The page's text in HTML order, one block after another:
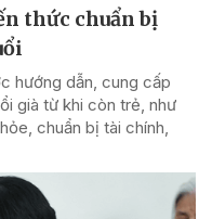
thức chuẩn bị
hướng dẫn, cung cấp
già từ khi còn trẻ, như
chuẩn bị tài chính,